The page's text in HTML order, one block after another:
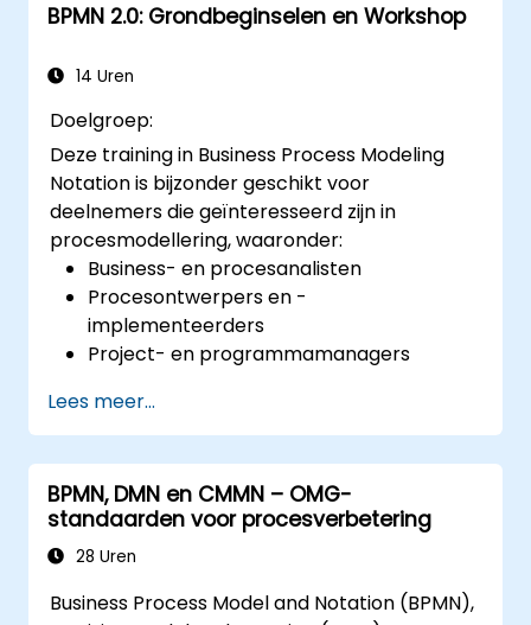
BPMN 2.0: Grondbeginselen en Workshop
14 Uren
Doelgroep:
Deze training in Business Process Modeling
Notation is bijzonder geschikt voor
deelnemers die geïnteresseerd zijn in
procesmodellering, waaronder:
Business- en procesanalisten
Procesontwerpers en -
implementeerders
Project- en programmamanagers
bedrijfsveranderingen en transformaties.
Lees meer...
BPMN, DMN en CMMN – OMG-
standaarden voor procesverbetering
28 Uren
Business Process Model and Notation (BPMN),